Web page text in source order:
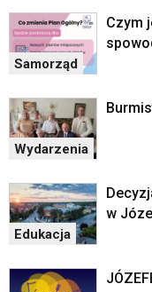
Samorząd
Czym
Wydarzenia
Edukacja
w